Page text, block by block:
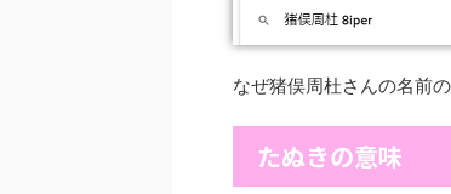
なぜ猪俣周杜さんの名前
たぬきの意味